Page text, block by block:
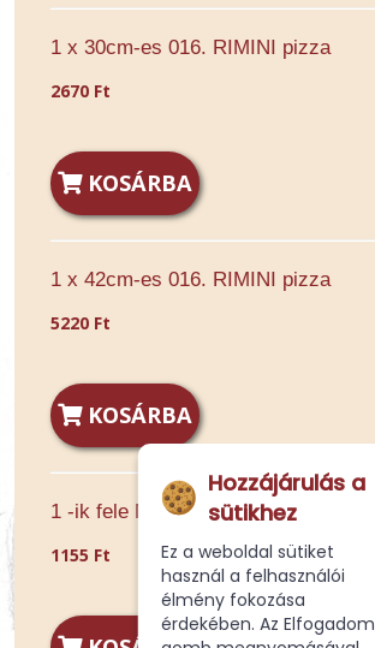
1 x 30cm-es 016. RIMINI pizza
2670 Ft
KOSÁRBA
1 x 42cm-es 016. RIMINI pizza
5220 Ft
KOSÁRBA
1 -ik fele Normál 016. RIMINI pizza
1155 Ft
Hozzájárulás a
sütikhez
Ez a weboldal sütiket
használ a felhasználói
élmény fokozása
érdekében. Az Elfogadom